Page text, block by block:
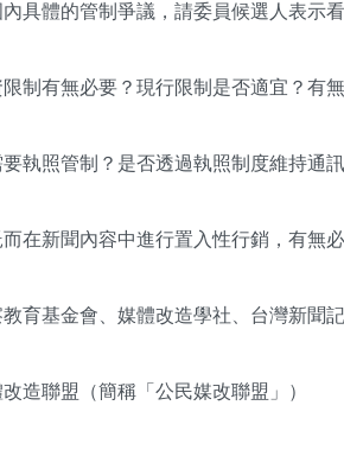
具體的管制爭議，請委員候選人表示看
制有無必要？現行限制是否適宜？有
執照管制？是否透過執照制度維持通
在新聞內容中進行置入性行銷，有無
育基金會、媒體改造學社、台灣新聞
造聯盟（簡稱「公民媒改聯盟」）